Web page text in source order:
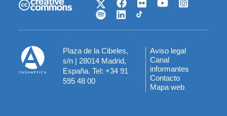
Plaza de la Cibeles,
s/n | 28014 Madrid,
España. Tel: +34 91
595 48 00
Menú
del
pie
Aviso legal
Canal
informantes
Contacto
Mapa web